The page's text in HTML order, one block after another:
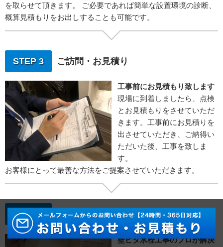
を取らせて頂きます。 ご必要であれば簡単な設置環境の診断、
概算見積もりをお出しすることも可能です。
STEP 3 ご訪問・お見積り
工事前にお見積もり致します
現場に到着しましたら、点検
とお見積もりをさせていただ
きます。工事前にお見積りを
出させていただき、ご納得い
ただいた後、工事を致しま
す。
お客様にとって最善な方法をご提案させていただきます。
STEP 4 水栓取り付け工事
壁ピタ水栓工事のプロが解決